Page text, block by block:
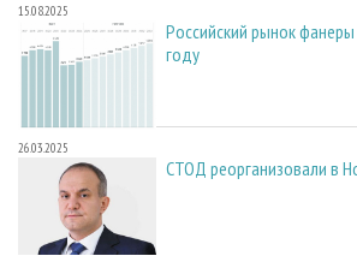
15.08.2025
Российский рынок
году
26.03.2025
СТОД реорганизовали в